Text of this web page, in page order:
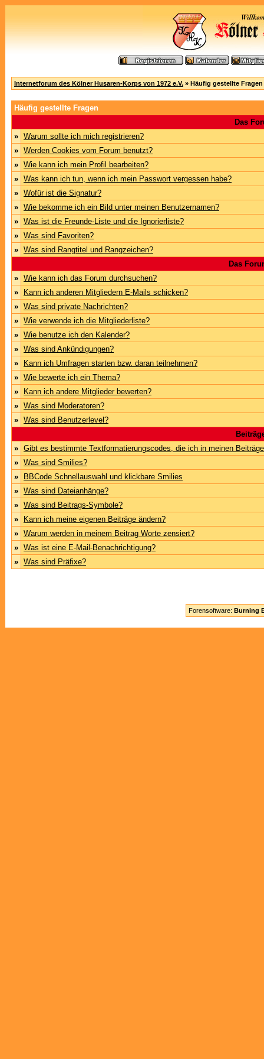
Internetforum des Kölner Husaren-Korps von 1972 e.V. » Häufig gestellte Fragen
Häufig gestellte Fragen
Das
» Warum sollte ich mich registrieren?
» Werden Cookies vom Forum benutzt?
» Wie kann ich mein Profil bearbeiten?
» Was kann ich tun, wenn ich mein Passwort vergessen habe?
» Wofür ist die Signatur?
» Wie bekomme ich ein Bild unter meinen Benutzernamen?
» Was ist die Freunde-Liste und die Ignorierliste?
» Was sind Favoriten?
» Was sind Rangtitel und Rangzeichen?
Das
» Wie kann ich das Forum durchsuchen?
»
Kann ich anderen Mitgliedern E-Mails schicken?
» Was sind private Nachrichten?
» Wie verwende ich die Mitgliederliste?
» Wie benutze ich den Kalender?
» Was sind Ankündigungen?
»
Kann ich Umfragen starten bzw. daran teilnehmen?
» Wie bewerte ich ein Thema?
»
Kann ich andere Mitglieder bewerten?
» Was sind Moderatoren?
» Was sind Benutzerlevel?
» Gibt es bestimmte Textformatierungscodes, die ich in meinen
» Was sind Smilies?
»
BBCode Schnellauswahl und klickbare Smilies
» Was sind Dateianhänge?
» Was sind Beitrags-Symbole?
»
Kann ich meine eigenen Beiträge ändern?
» Warum werden in meinem Beitrag Worte zensiert?
» Was ist eine E-Mail-Benachrichtigung?
» Was sind Präfixe?
Forensoftware: Burning